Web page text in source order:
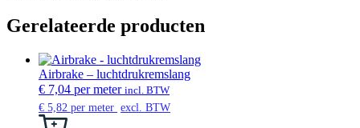
Gerelateerde producten
Airbrake – luchtdrukremslang
€ 7,04 per meter incl. BTW
€ 5,82 per meter excl. BTW
Dit